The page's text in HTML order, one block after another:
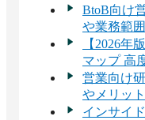
BtoB向け
や業務範
【2026年
マップ 高
ントエコ
営業向け
やメリッ
インサイ